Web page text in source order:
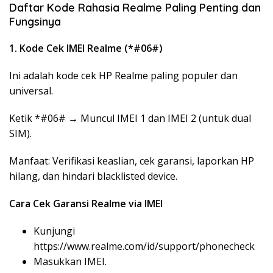
Daftar Kode Rahasia Realme Paling Penting dan
Fungsinya
1. Kode Cek IMEI Realme (*#06#)
Ini adalah kode cek HP Realme paling populer dan
universal.
Ketik *#06# → Muncul IMEI 1 dan IMEI 2 (untuk dual
SIM).
Manfaat: Verifikasi keaslian, cek garansi, laporkan HP
hilang, dan hindari blacklisted device.
Cara Cek Garansi Realme via IMEI
Kunjungi
https://www.realme.com/id/support/phonecheck
Masukkan IMEI.